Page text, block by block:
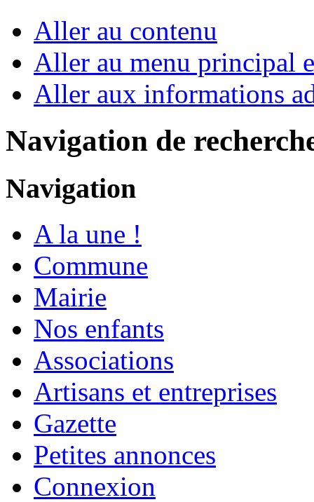
Aller au contenu
Aller au menu principal
Aller aux informations
Navigation de
Navigation
A la une !
Commune
Mairie
Nos enfants
Associations
Artisans et entreprises
Gazette
Petites annonces
Connexion